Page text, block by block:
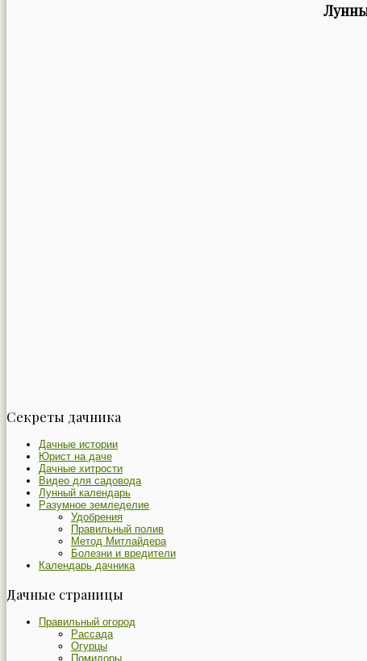
Секреты дачника
Дачные истории
Юрист на даче
Дачные хитрости
Видео для садовода
Лунный календарь
Разумное земледелие
Удобрения
Правильный полив
Метод Митлайдера
Болезни и вредители
Календарь дачника
Дачные страницы
Правильный огород
Рассада
Огурцы
Помидоры